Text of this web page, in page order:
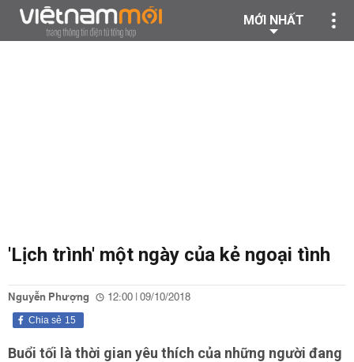
MỚI NHẤT
'Lịch trình' một ngày của kẻ ngoại tình
Nguyễn Phượng 12:00 | 09/10/2018
15
Chia sẻ
Buổi tối là thời gian yêu thích của những người đang